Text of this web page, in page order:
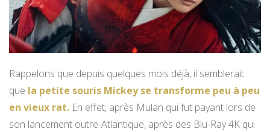
Rappelons que depuis quelques mois déjà, il semblerait
que la petite souris Mickey se transforme peu à peu
en vieux rat. En effet, après Mulan qui fut payant lors de
son lancement outre-Atlantique, après des Blu-Ray 4K qui